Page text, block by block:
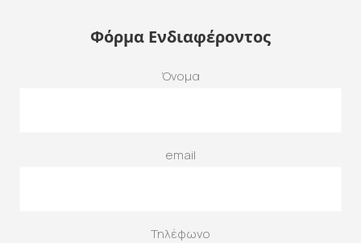
Φόρμα Ενδιαφέροντος
Όνομα
email
Τηλέφωνο